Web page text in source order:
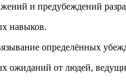
и предубеждений
навыков.
определённых
ожиданий от людей,